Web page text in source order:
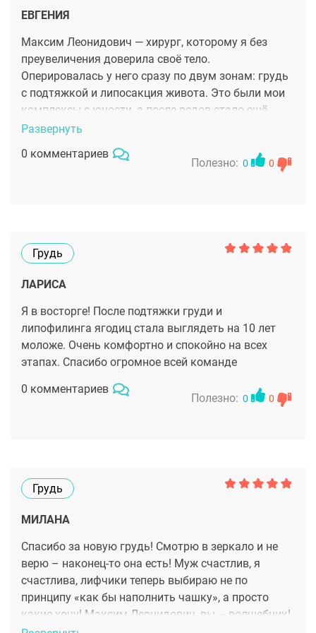
ЕВГЕНИЯ
Максим Леонидович — хирург, которому я без
преувеличения доверила своё тело.
Оперировалась у него сразу по двум зонам: грудь
с подтяжкой и липосакция живота. Это были мои
комплексы с юности, а после родов стало ещё
хуже. Сейчас ощущаю себя по-другому —
решения, всё по желанию, но при этом точно и
Развернуть
0 комментариев
Полезно: 0 0
Грудь
ЛАРИСА
Я в восторге! После подтяжки груди и
липофилинга ягодиц стала выглядеть на 10 лет
моложе. Очень комфортно и спокойно на всех
этапах. Спасибо огромное всей команде
0 комментариев
Полезно: 0 0
Грудь
МИЛАНА
Спасибо за новую грудь! Смотрю в зеркало и не
верю – наконец-то она есть! Муж счастлив, я
счастлива, лифчики теперь выбираю не по
принципу «как бы наполнить чашку», а просто
какие хочу! Максим Леонидович, вы – волшебник!